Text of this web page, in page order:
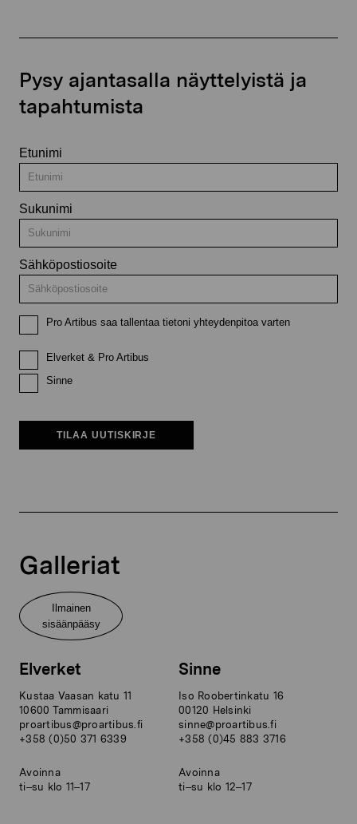
Pysy ajantasalla näyttelyistä ja
tapahtumista
Etunimi
Sukunimi
Sähköpostiosoite
Pro Artibus saa tallentaa tietoni yhteydenpitoa varten
Elverket & Pro Artibus
Sinne
TILAA UUTISKIRJE
Galleriat
Ilmainen
sisäänpääsy
Elverket
Kustaa Vaasan katu 11
10600 Tammisaari
proartibus@proartibus.fi
+358 (0)50 371 6339
Avoinna
ti–su klo 11–17
Sinne
Iso Roobertinkatu 16
00120 Helsinki
sinne@proartibus.fi
+358 (0)45 883 3716
Avoinna
ti–su klo 12–17